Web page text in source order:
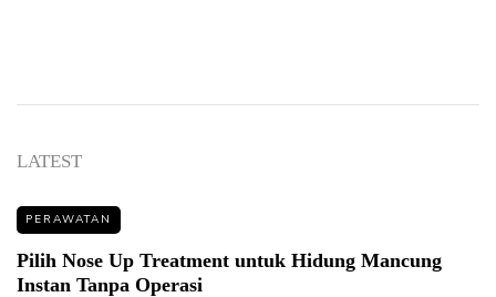
LATEST
PERAWATAN
Pilih Nose Up Treatment untuk Hidung Mancung
Instan Tanpa Operasi